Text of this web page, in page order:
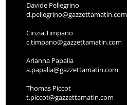
Davide Pellegrino
d.pellegrino@gazzettamatin.com
Cinzia Timpano
c.timpano@gazzettamatin.com
Arianna Papalia
a.papalia@gazzettamatin.com
Thomas Piccot
t.piccot@gazzettamatin.com